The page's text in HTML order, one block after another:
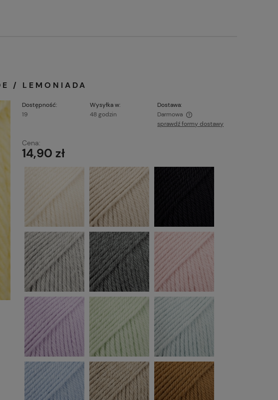
/ LEMONIADA
Dostępność:
19
Wysyłka w:
48 godzin
Dostawa:
Darmowa
sprawdź formy dostawy
Cena:
14,90 zł